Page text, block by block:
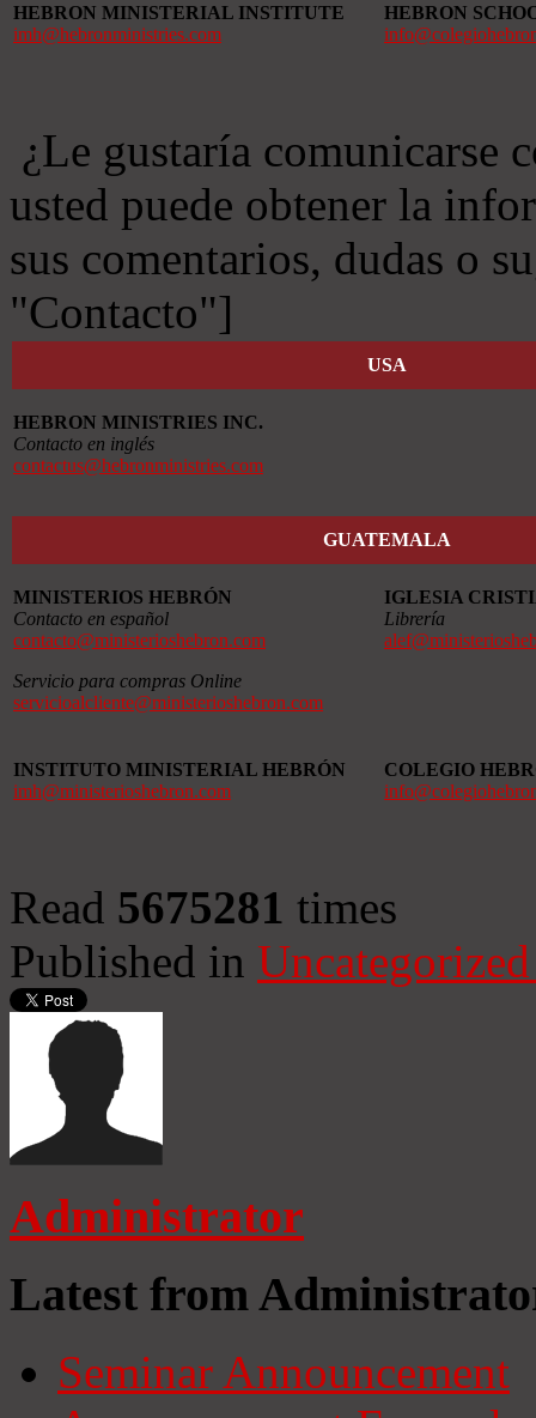
HEBRON MINISTERIAL INSTITUTE
imh@hebronministries.com
HEBRON
¿Le gustaría comunicarse
usted puede obtener la
sus comentarios, dudas o
"Contacto"]
USA
HEBRON MINISTRIES INC.
Contacto en inglés
contactus@hebronministries.com
GUATEMALA
MINISTERIOS HEBRÓN
Contacto en español
contacto@ministerioshebron.com
Servicio para compras Online
servicioalcliente@ministerioshebron.com
IGLESIA
Librería
INSTITUTO MINISTERIAL HEBRÓN
imh@ministerioshebron.com
COLEGIO
Read 5675281 times
Published in
Administrator
Latest from
Seminar Announcement